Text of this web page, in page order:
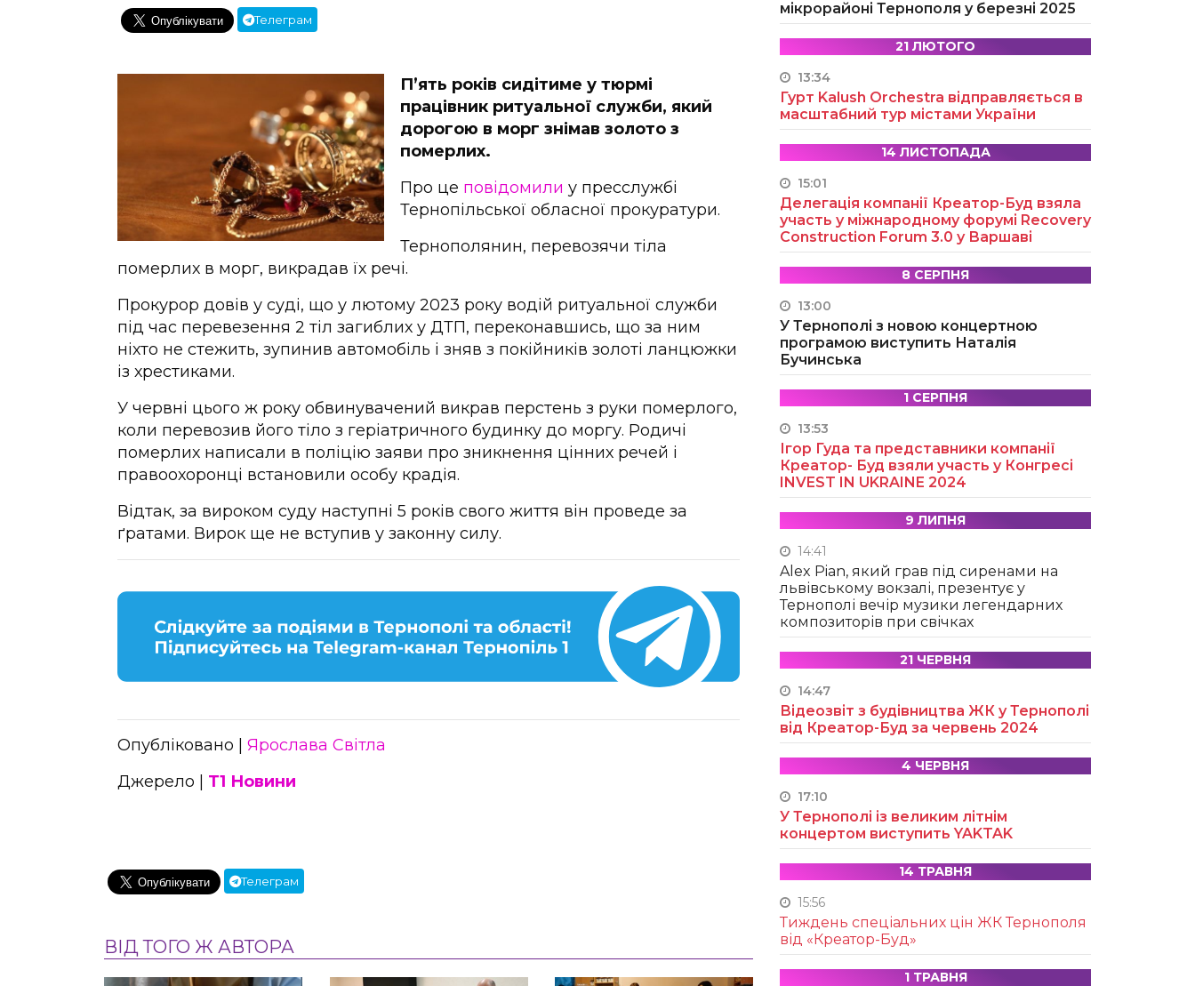
Телеграм
П’ять років сидітиме у тюрмі
працівник ритуальної служби, який
дорогою в морг знімав золото з
померлих.
Про це повідомили у пресслужбі
Тернопільської обласної прокуратури.
Тернополянин, перевозячи тіла
померлих в морг, викрадав їх речі.
Прокурор довів у суді, що у лютому 2023 року водій ритуальної служби
під час перевезення 2 тіл загиблих у ДТП, переконавшись, що за ним
ніхто не стежить, зупинив автомобіль і зняв з покійників золоті ланцюжки
із хрестиками.
У червні цього ж року обвинувачений викрав перстень з руки померлого,
коли перевозив його тіло з геріатричного будинку до моргу. Родичі
померлих написали в поліцію заяви про зникнення цінних речей і
правоохоронці встановили особу крадія.
Відтак, за вироком суду наступні 5 років свого життя він проведе за
ґратами. Вирок ще не вступив у законну силу.
Опубліковано | Ярослава Світла
Джерело | Т1 Новини
Телеграм
ВІД ТОГО Ж АВТОРА
мікрорайоні Тернополя у березні 2025
21 ЛЮТОГО
13:34
Гурт Kalush Orchestra відправляється в
масштабний тур містами України
14 ЛИСТОПАДА
15:01
Делегація компанії Креатор-Буд взяла
участь у міжнародному форумі Recovery
Construction Forum 3.0 у Варшаві
8 СЕРПНЯ
13:00
У Тернополі з новою концертною
програмою виступить Наталія
Бучинська
1 СЕРПНЯ
13:53
Ігор Гуда та представники компанії
Креатор- Буд взяли участь у Конгресі
INVEST IN UKRAINE 2024
9 ЛИПНЯ
14:41
Alex Pian, який грав під сиренами на
львівському вокзалі, презентує у
Тернополі вечір музики легендарних
композиторів при свічках
21 ЧЕРВНЯ
14:47
Відеозвіт з будівництва ЖК у Тернополі
від Креатор-Буд за червень 2024
4 ЧЕРВНЯ
17:10
У Тернополі із великим літнім
концертом виступить YAKTAK
14 ТРАВНЯ
15:56
Тиждень спеціальних цін ЖК Тернополя
від «Креатор-Буд»
1 ТРАВНЯ